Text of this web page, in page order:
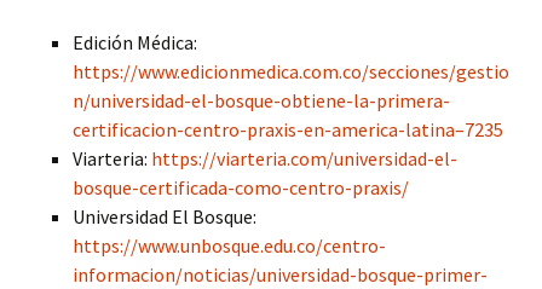
Edición Médica:
https://www.edicionmedica.com.co/secciones/gestio
n/universidad-el-bosque-obtiene-la-primera-
certificacion-centro-praxis-en-america-latina–7235
Viarteria: https://viarteria.com/universidad-el-
bosque-certificada-como-centro-praxis/
Universidad El Bosque:
https://www.unbosque.edu.co/centro-
informacion/noticias/universidad-bosque-primer-